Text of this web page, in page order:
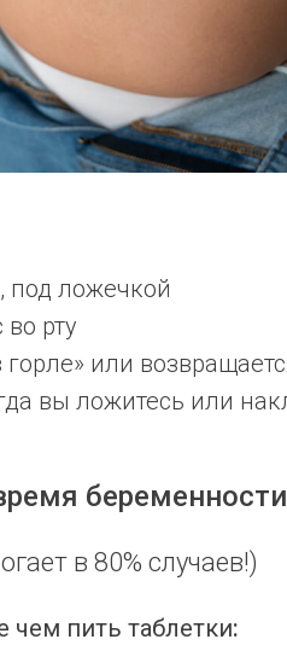
под ложечкой
рту
или
вы ложитесь или
в 80% случаев!)
чем пить таблетки: